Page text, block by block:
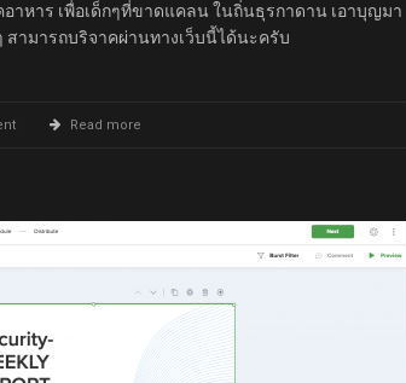
าหาร เพื่อเด็กๆที่ขาดแคลน ในถิ่นธุรกาดาน เอาบุญมา
ามารถบริจาคผ่านทางเว็บนี้ได้นะครับ
Read more